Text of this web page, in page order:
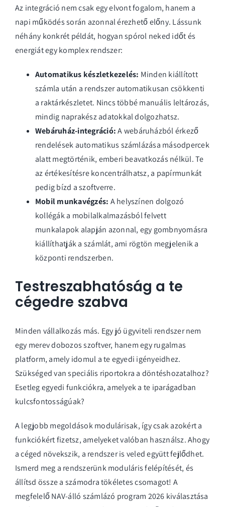
Az integráció nem csak egy elvont fogalom, hanem a
napi működés során azonnal érezhető előny. Lássunk
néhány konkrét példát, hogyan spórol neked időt és
energiát egy komplex rendszer:
Automatikus készletkezelés: Minden kiállított
számla után a rendszer automatikusan csökkenti
a raktárkészletet. Nincs többé manuális leltározás,
mindig naprakész adatokkal dolgozhatsz.
Webáruház-integráció:Awebáruházból érkező
rendelések automatikus számlázása másodpercek
alatt megtörténik, emberi beavatkozás nélkül. Te
az értékesítésre koncentrálhatsz, a papírmunkát
pedig bízd a szoftverre.
Mobil munkavégzés: A helyszínen dolgozó
kollégák a mobilalkalmazásból felvett
munkalapok alapján azonnal, egy gombnyomásra
kiállíthatják a számlát, ami rögtön megjelenik a
központi rendszerben.
Testreszabhatóság a te
cégedre szabva
Minden vállalkozás más. Egy jó ügyviteli rendszer nem
egy merev dobozos szoftver, hanem egy rugalmas
platform, amely idomul a te egyedi igényeidhez.
Szükséged van speciális riportokra a döntéshozatalhoz?
Esetleg egyedi funkciókra, amelyek a te iparágadban
kulcsfontosságúak?
A legjobb megoldások modulárisak, így csak azokért a
funkciókért fizetsz, amelyeket valóban használsz. Ahogy
a céged növekszik, a rendszer is veled együtt fejlődhet.
Ismerd meg a rendszerünk moduláris felépítését, és
állítsd össze a számodra tökéletes csomagot! A
megfelelő NAV-álló számlázó program 2026 kiválasztása